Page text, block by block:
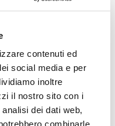
contenuti ed
social media e per
inoltre
il nostro sito con i
dei dati web,
A
PER
al ‘Signorini’, ha